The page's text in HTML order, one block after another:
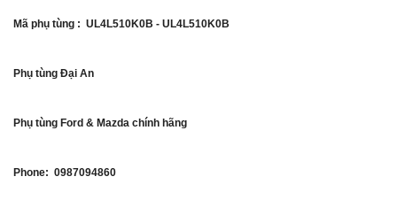
Mã phụ tùng : UL4L510K0B - UL4L510K0B
Phụ tùng Đại An
Phụ tùng Ford & Mazda chính hãng
Phone: 0987094860